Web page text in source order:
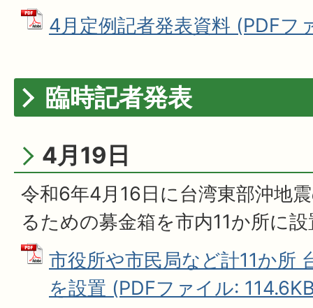
4月定例記者発表資料 (PDFフ
臨時記者発表
4月19日
令和6年4月16日に台湾東部沖地
るための募金箱を市内11か所に
市役所や市民局など計11か所
を設置 (PDFファイル: